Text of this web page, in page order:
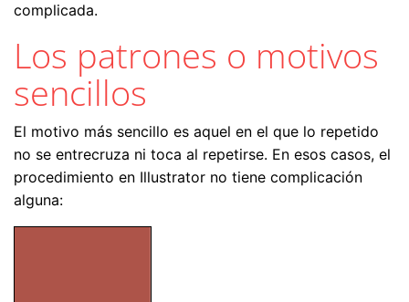
complicada.
Los patrones o motivos
sencillos
El motivo más sencillo es aquel en el que lo repetido
no se entrecruza ni toca al repetirse. En esos casos, el
procedimiento en Illustrator no tiene complicación
alguna: